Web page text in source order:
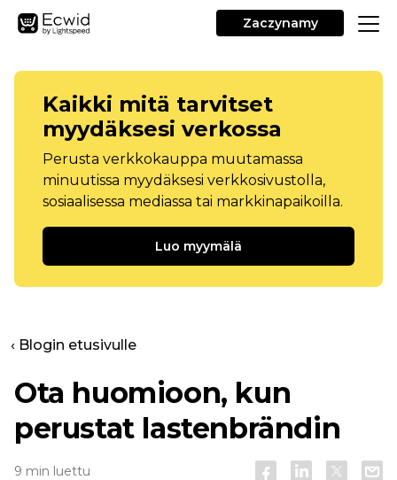
Zaczynamy
Kaikki mitä tarvitset
myydäksesi verkossa
Perusta verkkokauppa muutamassa
minuutissa myydäksesi verkkosivustolla,
sosiaalisessa mediassa tai markkinapaikoilla.
Luo myymälä
‹ Blogin etusivulle
Ota huomioon, kun
perustat lastenbrändin
9 min luettu